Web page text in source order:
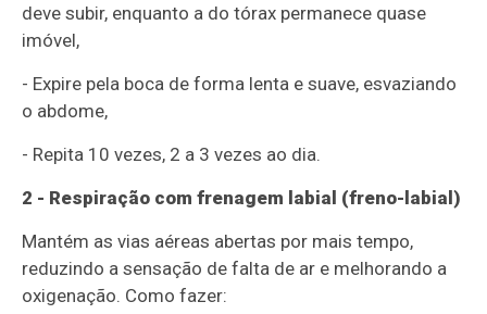
deve subir, enquanto a do tórax permanece quase
imóvel,
- Expire pela boca de forma lenta e suave, esvaziando
o abdome,
- Repita 10 vezes, 2 a 3 vezes ao dia.
2 - Respiração com frenagem labial (freno-labial)
Mantém as vias aéreas abertas por mais tempo,
reduzindo a sensação de falta de ar e melhorando a
oxigenação. Como fazer: